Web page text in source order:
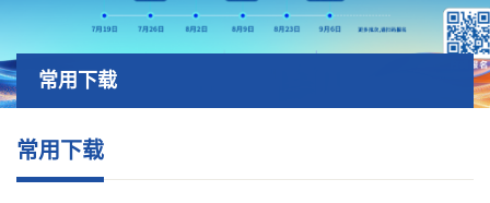
常用下载
常用下载